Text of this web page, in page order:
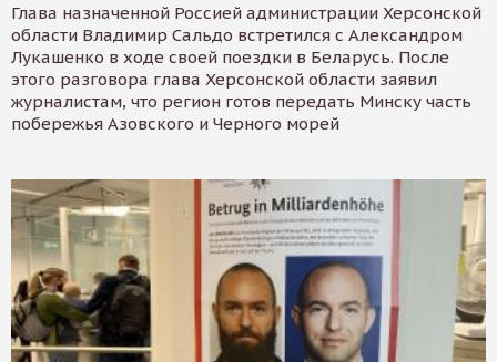
Глава назначенной Россией администрации Херсонской
области Владимир Сальдо встретился с Александром
Лукашенко в ходе своей поездки в Беларусь. После
этого разговора глава Херсонской области заявил
журналистам, что регион готов передать Минску часть
побережья Азовского и Черного морей